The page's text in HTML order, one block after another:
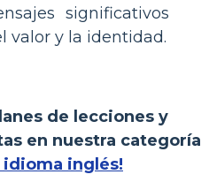
significativos
valor y la identidad.
de lecciones y
en nuestra categoría
inglés!